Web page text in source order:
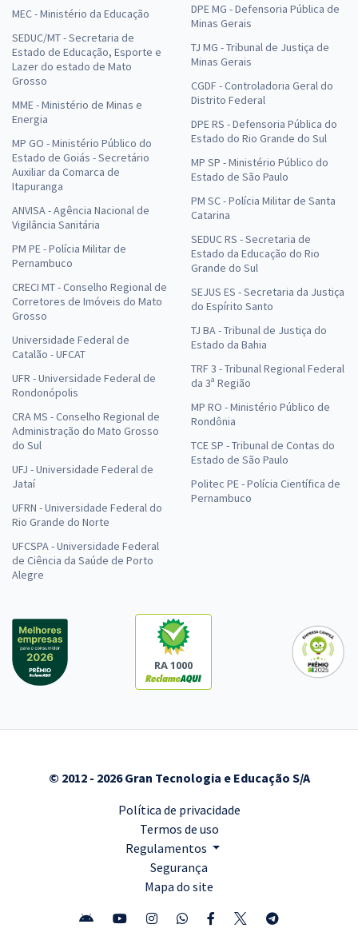
MEC - Ministério da Educação
SEDUC/MT - Secretaria de
Estado de Educação, Esporte e
Lazer do estado de Mato
Grosso
MME - Ministério de Minas e
Energia
MP GO - Ministério Público do
Estado de Goiás - Secretário
Auxiliar da Comarca de
Itapuranga
ANVISA - Agência Nacional de
Vigilância Sanitária
PM PE - Polícia Militar de
Pernambuco
CRECI MT - Conselho Regional de
Corretores de Imóveis do Mato
Grosso
Universidade Federal de
Catalão - UFCAT
UFR - Universidade Federal de
Rondonópolis
CRA MS - Conselho Regional de
Administração do Mato Grosso
do Sul
UFJ - Universidade Federal de
Jataí
UFRN - Universidade Federal do
Rio Grande do Norte
UFCSPA - Universidade Federal
de Ciência da Saúde de Porto
Alegre
DPE MG - Defensoria Pública de
Minas Gerais
TJ MG - Tribunal de Justiça de
Minas Gerais
CGDF - Controladoria Geral do
Distrito Federal
DPE RS - Defensoria Pública do
Estado do Rio Grande do Sul
MP SP - Ministério Público do
Estado de São Paulo
PM SC - Polícia Militar de Santa
Catarina
SEDUC RS - Secretaria de
Estado da Educação do Rio
Grande do Sul
SEJUS ES - Secretaria da Justiça
do Espírito Santo
TJ BA - Tribunal de Justiça do
Estado da Bahia
TRF 3 - Tribunal Regional Federal
da 3ª Região
MP RO - Ministério Público de
Rondônia
TCE SP - Tribunal de Contas do
Estado de São Paulo
Politec PE - Polícia Científica de
Pernambuco
RA 1000
© 2012 - 2026 Gran Tecnologia e Educação S/A
Política de privacidade
Termos de uso
Regulamentos
Segurança
Mapa do site